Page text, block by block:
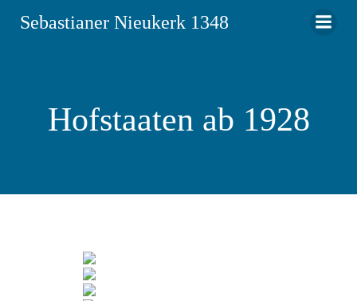
Inhalt
Sebastianer Nieukerk 1348
Hofstaaten ab 1928